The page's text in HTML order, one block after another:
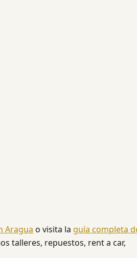
Aragua o visita la guía completa
talleres, repuestos, rent a car,